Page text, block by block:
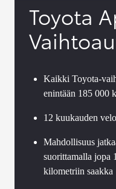
Toyota
Kaikki Toyota-
enintään 185 000
12 kuukauden
Mahdollisuus
suorittamalla jopa
kilometriin saakka